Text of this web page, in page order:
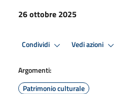
26 ottobre 2025
Condividi Vedi azioni
Argomenti:
Patrimonio culturale